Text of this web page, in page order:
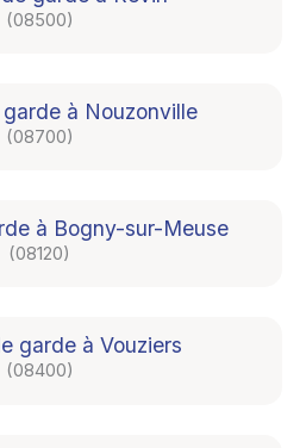
(08500)
à Nouzonville
(08700)
à Bogny-sur-Meuse
(08120)
garde à Vouziers
(08400)